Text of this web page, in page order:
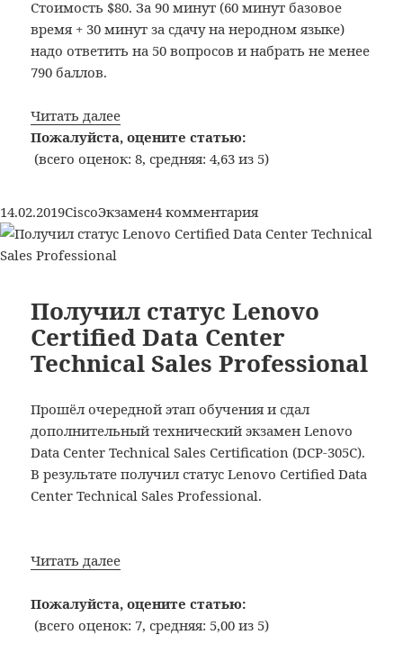
Стоимость $80. За 90 минут (60 минут базовое
время + 30 минут за сдачу на неродном языке)
надо ответить на 50 вопросов и набрать не менее
790 баллов.
Читать далееCisco:
сдал
экзамен
Product
and
Overview
(SMBPPTO)
(700-
751)
Пожалуйста, оцените статью:
(всего оценок: 8, средняя: 4,63 из 5)
Опубликовано
14.02.2019Рубрики
CiscoМетки
Экзамен4 комментарияк
записи
Cisco
SMB
Product
Positioning
Technical
Overview
(SMBPPTO)
Получил статус Lenovo
Certified Data Center
Technical Sales Professional
Прошёл очередной этап обучения и сдал
дополнительный технический экзамен Lenovo
Data Center Technical Sales Certification (DCP-305C).
В результате получил статус Lenovo Certified Data
Center Technical Sales Professional.
Читать далееПолучил
Lenovo
Certified
Пожалуйста, оцените статью:
(всего оценок: 7, средняя: 5,00 из 5)